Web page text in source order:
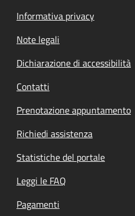
Informativa privacy
Note legali
Dichiarazione di accessibilità
Contatti
Prenotazione appuntamento
Richiedi assistenza
Statistiche del portale
Leggi le FAQ
Pagamenti